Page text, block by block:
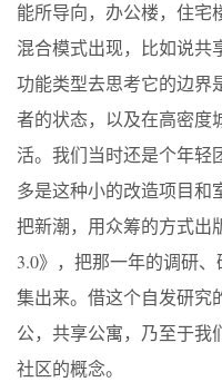
能所导向，办公楼，住宅
混合模式出现，比如说共
功能类型去思考它的边界
者的状态，以及在高密度
活。我们当时还是个年轻
多是这种小的改造项目和
把新潮，用众筹的方式出
3.0》，把那一年的调研
集出来。借这个自发研究
公，共享公寓，乃至于我
社区的概念。